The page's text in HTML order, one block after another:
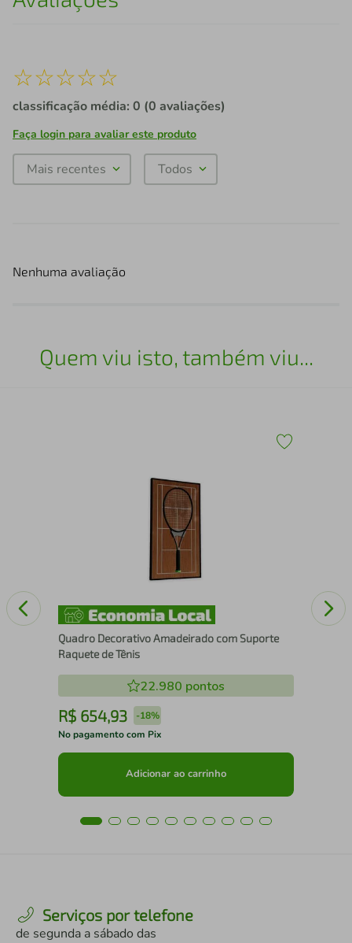
☆☆☆☆☆
classificação média: 0 (0 avaliações)
Faça login para avaliar este produto
Mais recentes Todos
Nenhuma avaliação
Quem viu isto, também viu...
Quadro Decorativo Amadeirado com Suporte
Raquete de Tênis
22.980 pontos
R$ 654,93 -18%
No pagamento com Pix
Adicionar ao carrinho
Serviços por telefone
de segunda a sábado das